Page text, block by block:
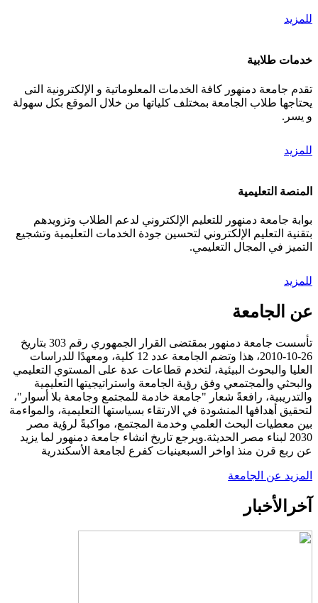
للمزيد
خدمات طلابية
تقدم جامعة دمنهور كافة الخدمات المعلوماتية و الإلكترونية التى
يحتاجها طلاب الجامعة بمختلف كلياتها من خلال الموقع بكل سهولة
و يسر.
للمزيد
المنصة التعليمية
بوابة جامعة دمنهور للتعليم الإلكتروني لدعم الطلاب وتزويدهم
بتقنية التعليم الإلكتروني لتحسين جودة الخدمات التعليمية وتشجيع
التميز في المجال التعليمي.
للمزيد
عن الجامعة
تأسست جامعة دمنهور بمقتضى القرار الجمهوري رقم 303 بتاريخ
26-10-2010، هذا وتضم الجامعة عدد 12 كلية، ومعهدًا للدراسات
العليا والبحوث البيئية، لتخدم قطاعات عدة على المستوي التعليمي
والبحثي والمجتمعي وفق رؤية الجامعة واستراتيجيتها التعليمية
والتدريبية، رافعةً شعار "جامعة خادمة للمجتمع وجامعة بلا أسوار"،
لتحقيق أهدافها المنشودة في الارتقاء بسياستها التعليمية، والمواءمة
بين معطيات البحث العلمي وخدمة المجتمع، مواكبةً لرؤية مصر
2030 لبناء مصر الحديثة.ويرجع تاريخ انشاء جامعة دمنهور لما يزيد
عن ربع قرن منذ اواخر السبعينيات كفرع لجامعة الأسكندرية
المزيد عن الجامعة
آخر الأخبار